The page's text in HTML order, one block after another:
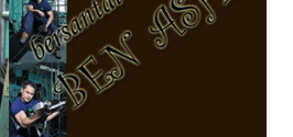
bila ingat balik.. aku mula fikir
jenis budak yang ada
la.. nanti la aku cerita pasal
buat keputusan pu...